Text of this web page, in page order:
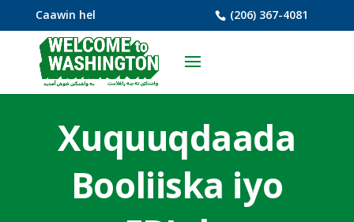
(206) 367-4081
Caawin hel
Xuquuqdaada
Booliiska iyo